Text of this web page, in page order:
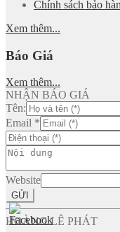
Chính sách bảo
Xem thêm...
Báo Giá
Xem thêm...
NHẬN BÁO GIÁ
Tên:
Email *
Website
GỬI
HOÀNG LÊ PHÁT